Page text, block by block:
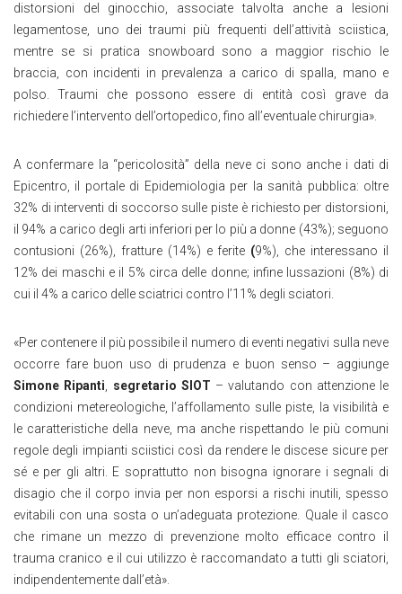
distorsioni del ginocchio, associate talvolta anche a lesioni
legamentose, uno dei traumi più frequenti dell’attività sciistica,
mentre se si pratica snowboard sono a maggior rischio le
braccia, con incidenti in prevalenza a carico di spalla, mano e
polso. Traumi che possono essere di entità così grave da
richiedere l’intervento dell’ortopedico, fino all’eventuale chirurgia».
A confermare la “pericolosità” della neve ci sono anche i dati di
Epicentro, il portale di Epidemiologia per la sanità pubblica: oltre
32% di interventi di soccorso sulle piste è richiesto per distorsioni,
il 94% a carico degli arti inferiori per lo più a donne (43%); seguono
contusioni (26%), fratture (14%) e ferite (9%), che interessano il
12% dei maschi e il 5% circa delle donne; infine lussazioni (8%) di
cui il 4% a carico delle sciatrici contro l’11% degli sciatori.
«Per contenere il più possibile il numero di eventi negativi sulla neve
occorre fare buon uso di prudenza e buon senso – aggiunge
Simone Ripanti
segretario SIOT – valutando con attenzione le
condizioni metereologiche, l’affollamento sulle piste, la visibilità e
le caratteristiche della neve, ma anche rispettando le più comuni
regole degli impianti sciistici così da rendere le discese sicure per
sé e per gli altri. E soprattutto non bisogna ignorare i segnali di
disagio che il corpo invia per non esporsi a rischi inutili, spesso
evitabili con una sosta o un’adeguata protezione. Quale il casco
che rimane un mezzo di prevenzione molto efficace contro il
trauma cranico e il cui utilizzo è raccomandato a tutti gli sciatori,
indipendentemente dall’età».